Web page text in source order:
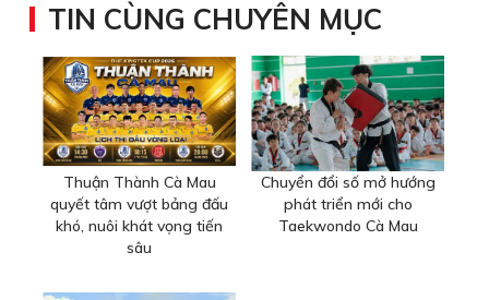
TIN CÙNG CHUYÊN MỤC
Thuận Thành Cà Mau
quyết tâm vượt bảng đấu
khó, nuôi khát vọng tiến
sâu
Chuyển đổi số mở hướng
phát triển mới cho
Taekwondo Cà Mau